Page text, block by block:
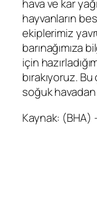
hava ve kar
hayvanların
ekiplerimiz
barınağımıza
için
bırakıyoruz.
soğuk havadan
Kaynak: (BHA)